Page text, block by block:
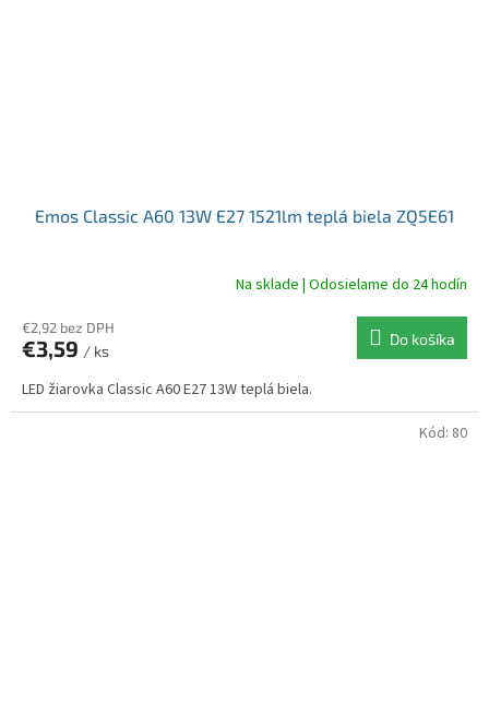
Emos Classic A60 13W E27 1521lm teplá biela ZQ5E61
Na sklade | Odosielame do 24 hodín
€2,92 bez DPH
€3,59 / ks
Do košíka
LED žiarovka Classic A60 E27 13W teplá biela.
Kód: 80